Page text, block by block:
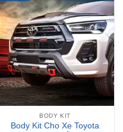
BODY KIT
Body Kit Cho Xe Toyota
Revo 2022 Mẫu RBS
Liên hệ nhận giá ưu đãi